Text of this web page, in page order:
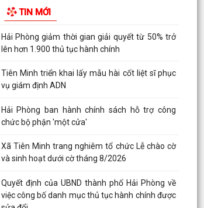
TIN MỚI
Hải Phòng giảm thời gian giải quyết từ 50% trở
lên hơn 1.900 thủ tục hành chính
vụ giám định ADN
chức bộ phận 'một cửa'
và sinh hoạt dưới cờ tháng 8/2026
việc công bố danh mục thủ tục hành chính được
sửa đổi,...